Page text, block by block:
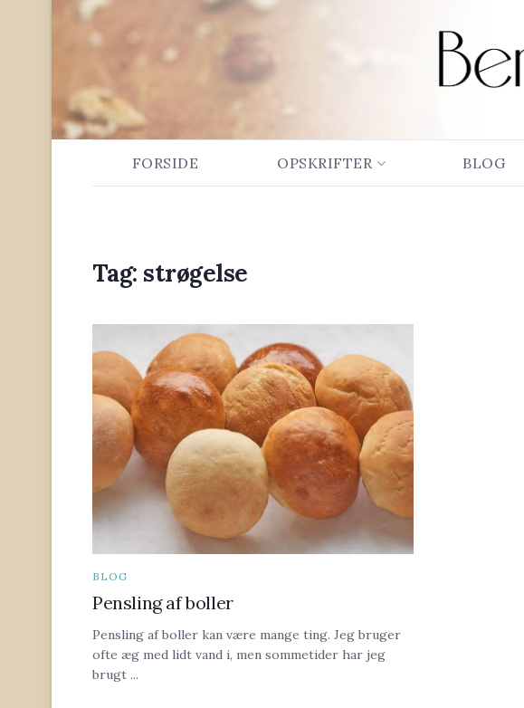
FORSIDE OPSKRIFTER BLOG
Tag: strøgelse
BLOG
Pensling af boller
Pensling af boller kan være mange ting. Jeg bruger
ofte æg med lidt vand i, men sommetider har jeg
brugt ...